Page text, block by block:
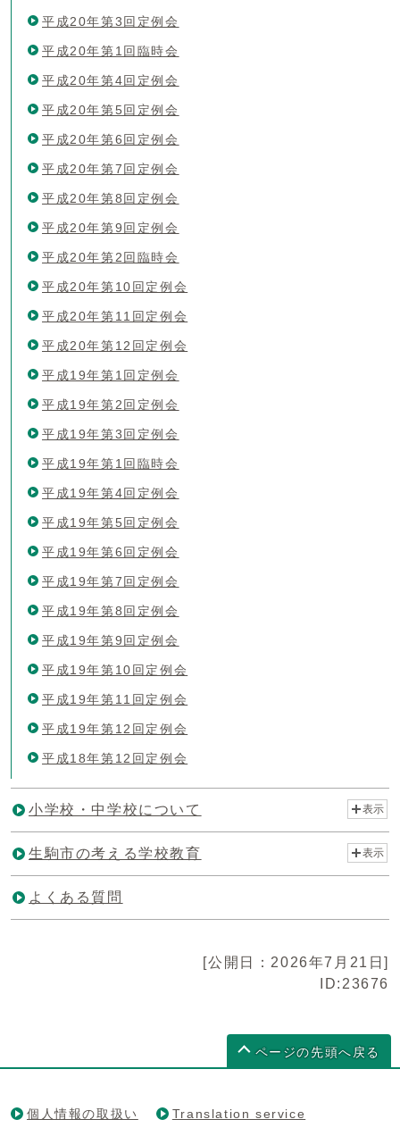
平成20年第3回定例会
平成20年第1回臨時会
平成20年第4回定例会
平成20年第5回定例会
平成20年第6回定例会
平成20年第7回定例会
平成20年第8回定例会
平成20年第9回定例会
平成20年第2回臨時会
平成20年第10回定例会
平成20年第11回定例会
平成20年第12回定例会
平成19年第1回定例会
平成19年第2回定例会
平成19年第3回定例会
平成19年第1回臨時会
平成19年第4回定例会
平成19年第5回定例会
平成19年第6回定例会
平成19年第7回定例会
平成19年第8回定例会
平成19年第9回定例会
平成19年第10回定例会
平成19年第11回定例会
平成19年第12回定例会
平成18年第12回定例会
小学校・中学校について 表示
生駒市の考える学校教育 表示
よくある質問
[公開日：2026年7月21日]
ID:23676
ページの先頭へ戻る
個人情報の取扱い Translation service